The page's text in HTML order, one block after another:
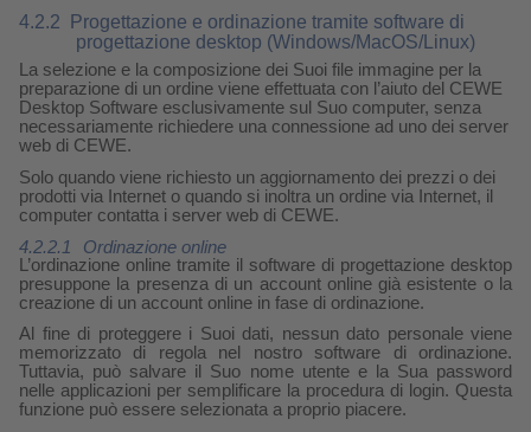
4.2.2
Progettazione e ordinazione tramite software di
progettazione desktop (Windows/MacOS/Linux)
La selezione e la composizione dei Suoi file immagine per la
preparazione di un ordine viene effettuata con l’aiuto del CEWE
Desktop Software esclusivamente sul Suo computer, senza
necessariamente richiedere una connessione ad uno dei server
web di CEWE.
Solo quando viene richiesto un aggiornamento dei prezzi o dei
prodotti via Internet o quando si inoltra un ordine via Internet, il
computer contatta i server web di CEWE.
4.2.2.1
Ordinazione online
L’ordinazione online tramite il software di progettazione desktop
presuppone la presenza di un account online già esistente o la
creazione di un account online in fase di ordinazione.
Al fine di proteggere i Suoi dati, nessun dato personale viene
memorizzato di regola nel nostro software di ordinazione.
Tuttavia, può salvare il Suo nome utente e la Sua password
nelle applicazioni per semplificare la procedura di login. Questa
funzione può essere selezionata a proprio piacere.